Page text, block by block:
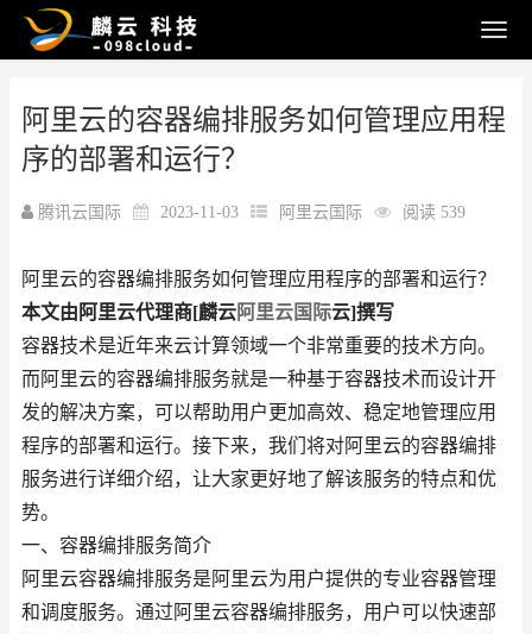
阿里云的容器编排服务如何管理应用程
序的部署和运行？
腾讯云国际 2023-11-03 阿里云国际 阅读 539
阿里云的容器编排服务如何管理应用程序的部署和运行？
本文由阿里云代理商[麟云阿里云国际云]撰写
容器技术是近年来云计算领域一个非常重要的技术方向。
而阿里云的容器编排服务就是一种基于容器技术而设计开
发的解决方案，可以帮助用户更加高效、稳定地管理应用
程序的部署和运行。接下来，我们将对阿里云的容器编排
服务进行详细介绍，让大家更好地了解该服务的特点和优
势。
一、容器编排服务简介
阿里云容器编排服务是阿里云为用户提供的专业容器管理
和调度服务。通过阿里云容器编排服务，用户可以快速部